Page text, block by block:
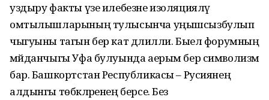
уздыру факты үзе илебезне изоляцияләү
омтылышларының тулысынча уңышсызбулып
чыгуыны тагын бер кат дәлилли. Быел форумның
мәйданчыгы Уфа булуында аерым бер символизм
бар. Башкортстан Республикасы – Русиянең
алдынгы төбәкләренең берсе. Без